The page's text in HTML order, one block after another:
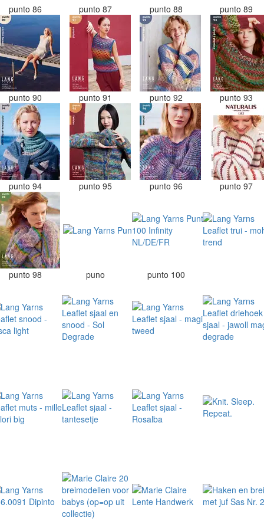
punto 86 punto 87 punto 88 punto 89
punto 90 punto 91 punto 92 punto 93
punto 94 punto 95 punto 96 punto 97
punto 98 puno punto 100